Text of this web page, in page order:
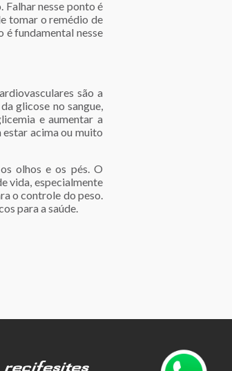
Falhar nesse ponto é
tomar o remédio de
é fundamental nesse
são a
glicose no sangue,
e aumentar a
estar acima ou muito
olhos e os pés. O
vida, especialmente
o controle do peso.
para a saúde.